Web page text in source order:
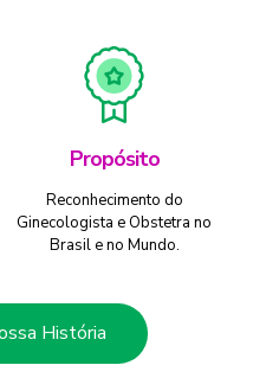
Propósito
Reconhecimento do
Ginecologista e Obstetra no
Brasil e no Mundo.
História